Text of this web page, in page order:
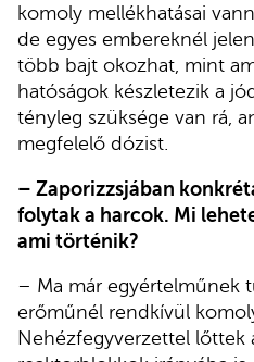
komoly mellékhatásai
de egyes embereknél
több bajt okozhat, mint
hatóságok készletezik a
tényleg szüksége van rá,
megfelelő dózist.
– Zaporizzsjában
folytak a harcok. Mi
ami történik?
– Ma már egyértelműnek
erőműnél rendkívül
Nehézfegyverzettel lőttek